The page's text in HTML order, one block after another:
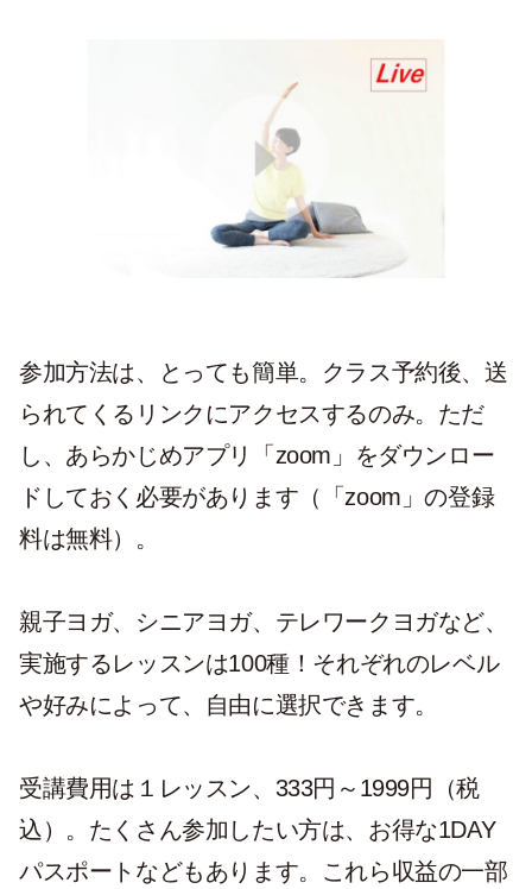
参加方法は、とっても簡単。クラス予約後、送
られてくるリンクにアクセスするのみ。ただ
し、あらかじめアプリ「zoom」をダウンロー
ドしておく必要があります（「zoom」の登録
料は無料）。
親子ヨガ、シニアヨガ、テレワークヨガなど、
実施するレッスンは100種！それぞれのレベル
や好みによって、自由に選択できます。
受講費用は１レッスン、333円～1999円（税
込）。たくさん参加したい方は、お得な1DAY
パスポートなどもあります。これら収益の一部